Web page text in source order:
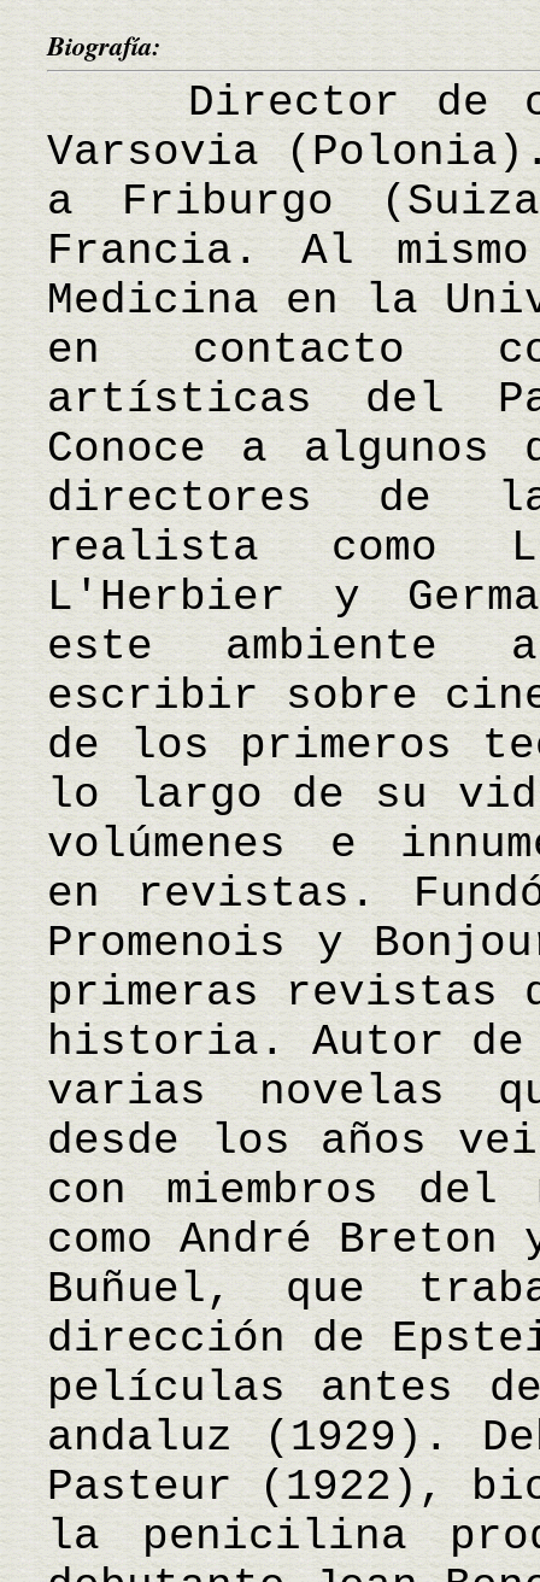
Biografía:
Director de
Varsovia
a Friburgo
Francia. Al
Medicina en la
en contacto
artísticas del
Conoce a algunos
directores de
realista como
L'Herbier y
este ambiente
escribir sobre
de los primeros
lo largo de su
volúmenes e
en revistas.
Promenois y
primeras revistas
historia. Autor de
varias novelas
desde los años
con miembros del
como André
Buñuel, que
dirección de
películas antes
andaluz (1929).
Pasteur (1922),
la penicilina